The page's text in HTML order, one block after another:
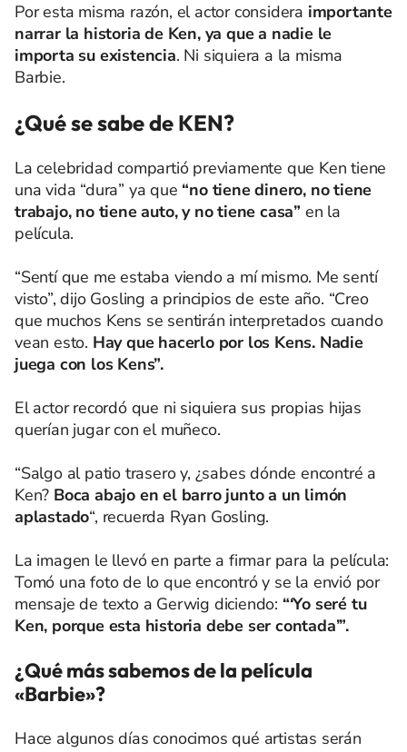
Por esta misma razón, el actor considera importante
narrar la historia de Ken, ya que a nadie le
importa su existencia. Ni siquiera a la misma
Barbie.
¿Qué se sabe de KEN?
La celebridad compartió previamente que Ken tiene
una vida “dura” ya que “no tiene dinero, no tiene
trabajo, no tiene auto, y no tiene casa” en la
película.
“Sentí que me estaba viendo a mí mismo. Me sentí
visto”, dijo Gosling a principios de este año. “Creo
que muchos Kens se sentirán interpretados cuando
vean esto. Hay que hacerlo por los Kens. Nadie
juega con los Kens”.
El actor recordó que ni siquiera sus propias hijas
querían jugar con el muñeco.
“Salgo al patio trasero y, ¿sabes dónde encontré a
Ken? Boca abajo en el barro junto a un limón
aplastado“, recuerda Ryan Gosling.
La imagen le llevó en parte a firmar para la película:
Tomó una foto de lo que encontró y se la envió por
mensaje de texto a Gerwig diciendo: “‘Yo seré tu
Ken, porque esta historia debe ser contada’”.
¿Qué más sabemos de la película
«Barbie»?
Hace algunos días conocimos qué artistas serán